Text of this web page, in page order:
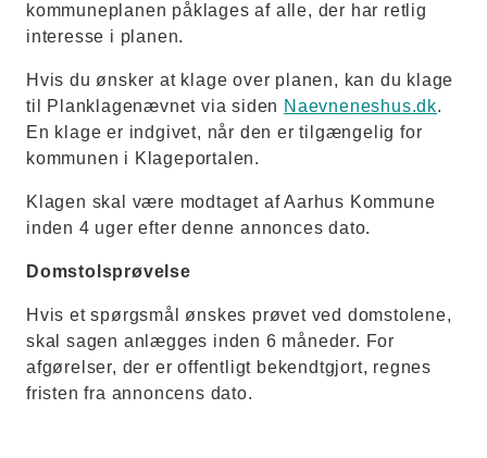
kommuneplanen påklages af alle, der har retlig
interesse i planen.
Hvis du ønsker at klage over planen, kan du klage
til Planklagenævnet via siden Naevneneshus.dk.
En klage er indgivet, når den er tilgængelig for
kommunen i Klageportalen.
Klagen skal være modtaget af Aarhus Kommune
inden 4 uger efter denne annonces dato.
Domstolsprøvelse
Hvis et spørgsmål ønskes prøvet ved domstolene,
skal sagen anlægges inden 6 måneder. For
afgørelser, der er offentligt bekendtgjort, regnes
fristen fra annoncens dato.